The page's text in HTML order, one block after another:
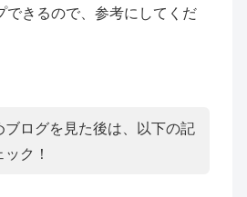
できるので、参考にしてくだ
ブログを見た後は、以下の記
ク！